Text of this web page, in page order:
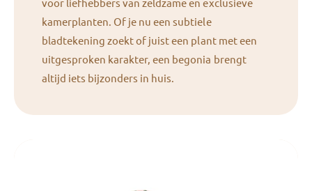
kamerplanten. Of je nu een subtiele
bladtekening zoekt of juist een plant met een
uitgesproken karakter, een begonia brengt
altijd iets bijzonders in huis.